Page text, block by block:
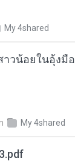
My 4shared
วน้อยในอุ้งมื
My 4shared